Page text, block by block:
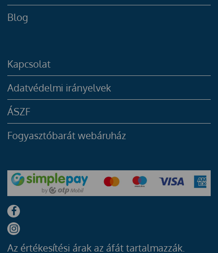
Blog
Kapcsolat
Adatvédelmi irányelvek
ÁSZF
Fogyasztóbarát webáruház
Az értékesítési árak az áfát tartalmazzák.